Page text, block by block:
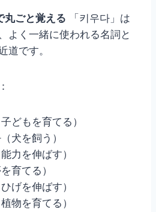
ごと覚える 「키우다」は
よく一緒に使われる名詞と
道です。
どもを育てる）
犬を飼う）
力を伸ばす）
育てる）
げを伸ばす）
物を育てる）